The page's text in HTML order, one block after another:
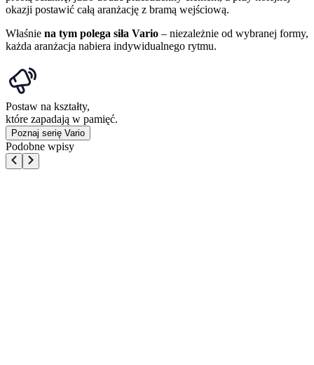
okazji postawić całą aranżację z bramą wejściową.
Właśnie na tym polega siła Vario – niezależnie od wybranej formy,
każda aranżacja nabiera indywidualnego rytmu.
Postaw na kształty,
które zapadają w pamięć.
Poznaj serię Vario
Podobne wpisy